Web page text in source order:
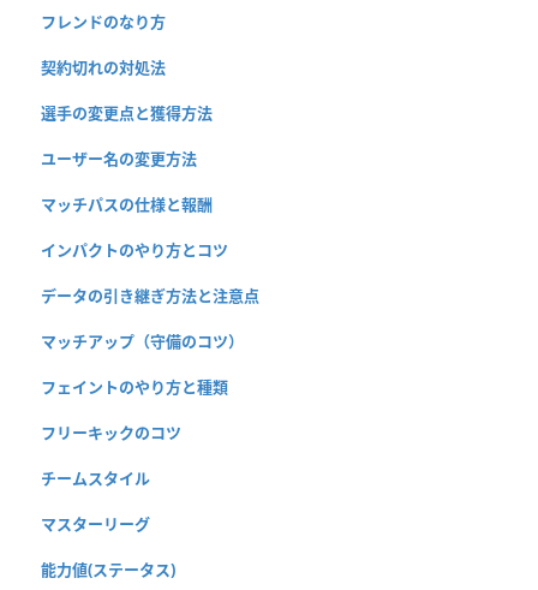
フレンドのなり方
契約切れの対処法
選手の変更点と獲得方法
ユーザー名の変更方法
マッチパスの仕様と報酬
インパクトのやり方とコツ
データの引き継ぎ方法と注意点
マッチアップ（守備のコツ）
フェイントのやり方と種類
フリーキックのコツ
チームスタイル
マスターリーグ
能力値(ステータス)